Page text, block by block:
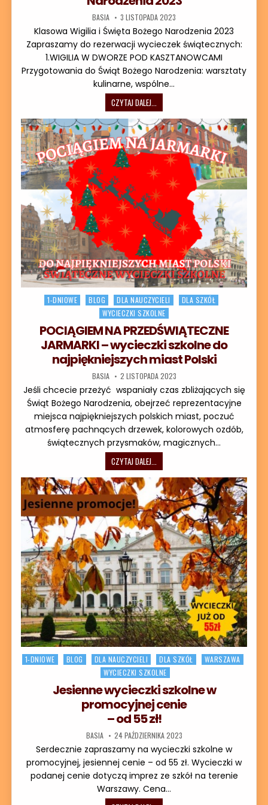
AUTOR:
BASIA DATA PUBLIKACJI:
3 LISTOPADA 2023
Klasowa Wigilia i Święta Bożego Narodzenia 2023
Zapraszamy do rezerwacji wycieczek świątecznych:
1.WIGILIA W DWORZE POD KASZTANOWCAMI
Przygotowania do Świąt Bożego Narodzenia: warsztaty
kulinarne, wspólne…
CZYTAJ DALEJ...
Posted in
1-DNIOWE BLOG DLA NAUCZYCIELI
DLA SZKÓŁ
WYCIECZKI SZKOLNE
POCIĄGIEM NA PRZEDŚWIĄTECZNE
JARMARKI – wycieczki szkolne do
najpiękniejszych miast Polski
AUTOR:
BASIA DATA PUBLIKACJI:
2 LISTOPADA 2023
Jeśli chcecie przeżyć wspaniały czas zbliżających się
Świąt Bożego Narodzenia, obejrzeć reprezentacyjne
miejsca najpiękniejszych polskich miast, poczuć
atmosferę pachnących drzewek, kolorowych ozdób,
świątecznych przysmaków, magicznych…
CZYTAJ DALEJ...
Posted in
1-DNIOWE BLOG DLA NAUCZYCIELI DLA SZKÓŁ
WARSZAWA
WYCIECZKI SZKOLNE
Jesienne wycieczki szkolne w
promocyjnej cenie
– od 55 zł!
AUTOR:
BASIA DATA PUBLIKACJI:
24 PAŹDZIERNIKA 2023
Serdecznie zapraszamy na wycieczki szkolne w
promocyjnej, jesiennej cenie – od 55 zł. Wycieczki w
podanej cenie dotyczą imprez ze szkół na terenie
Warszawy. Cena…